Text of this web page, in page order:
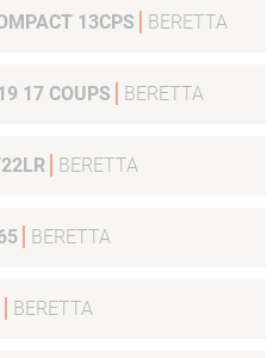
13CPS BERETTA
17 COUPS BERETTA
BERETTA
BERETTA
BERETTA